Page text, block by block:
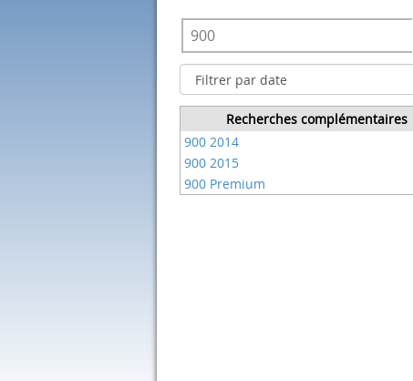
Recherches complémentaires
900 2014
900 2015
900 Premium